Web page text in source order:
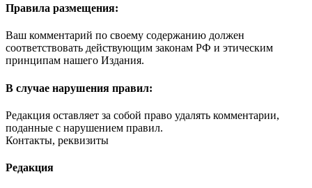
Правила размещения:
Ваш комментарий по своему содержанию должен
соответствовать действующим законам РФ и этическим
принципам нашего Издания.
В случае нарушения правил:
Редакция оставляет за собой право удалять комментарии,
поданные с нарушением правил.
Контакты, реквизиты
Редакция